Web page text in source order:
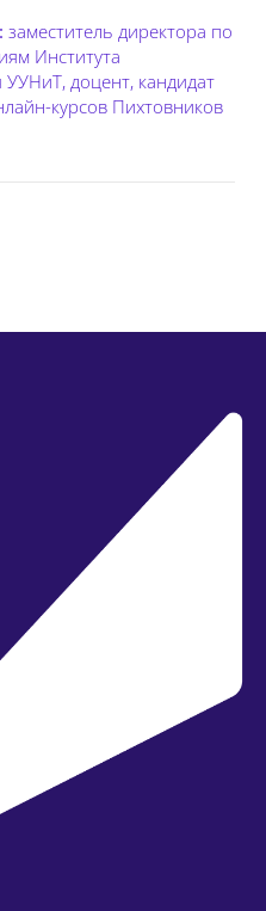
заместитель директора по
Института
доцент, кандидат
курсов Пихтовников